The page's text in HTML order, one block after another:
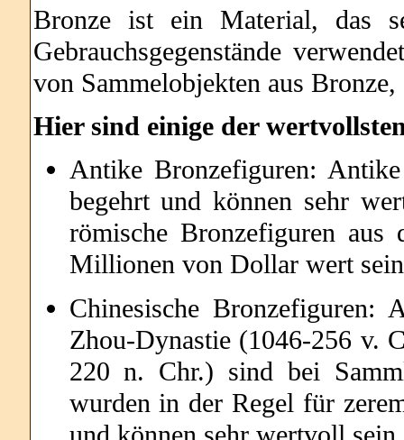
Bronze ist ein Material, das
Gebrauchsgegenstände
von Sammelobjekten aus
Hier sind einige der
Antike Bronzefiguren:
begehrt und können sehr
römische Bronzefiguren
Millionen von Dollar wert
Chinesische Bronzefiguren:
Zhou-Dynastie (1046-256 v.
220 n. Chr.) sind bei
wurden in der Regel für